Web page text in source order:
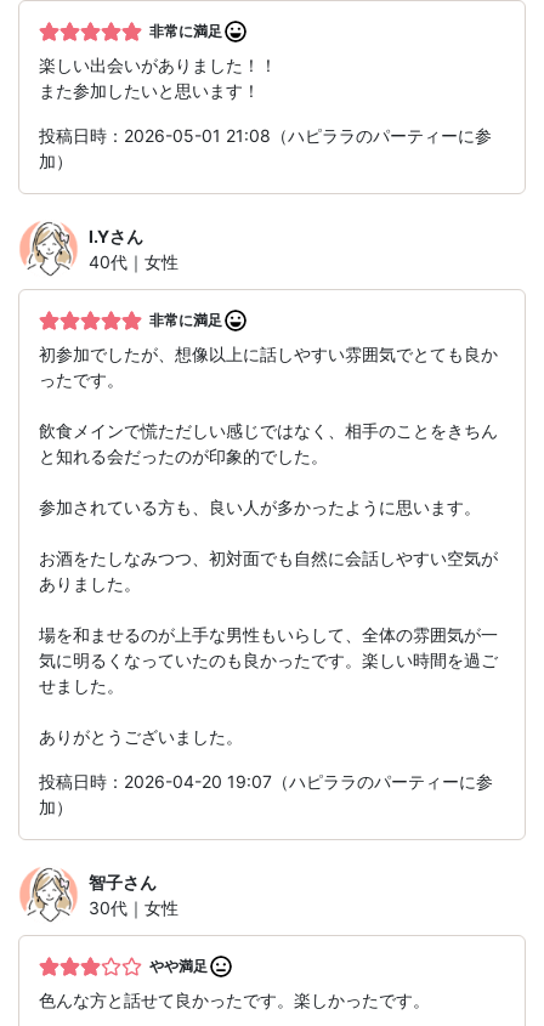
非常に満足
楽しい出会いがありました！！
また参加したいと思います！
投稿日時：2026-05-01 21:08（ハピララのパーティーに参
加）
I.Yさん
40代｜女性
非常に満足
初参加でしたが、想像以上に話しやすい雰囲気でとても良か
ったです。
飲食メインで慌ただしい感じではなく、相手のことをきちん
と知れる会だったのが印象的でした。
参加されている方も、良い人が多かったように思います。
お酒をたしなみつつ、初対面でも自然に会話しやすい空気が
ありました。
場を和ませるのが上手な男性もいらして、全体の雰囲気が一
気に明るくなっていたのも良かったです。楽しい時間を過ご
せました。
ありがとうございました。
投稿日時：2026-04-20 19:07（ハピララのパーティーに参
加）
智子さん
30代｜女性
やや満足
色んな方と話せて良かったです。楽しかったです。